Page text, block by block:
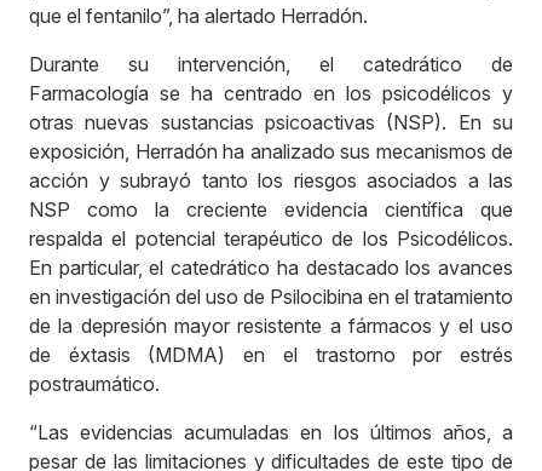
que el fentanilo”, ha alertado Herradón.
Durante su intervención, el catedrático de
Farmacología se ha centrado en los psicodélicos y
otras nuevas sustancias psicoactivas (NSP). En su
exposición, Herradón ha analizado sus mecanismos de
acción y subrayó tanto los riesgos asociados a las
NSP como la creciente evidencia científica que
respalda el potencial terapéutico de los Psicodélicos.
En particular, el catedrático ha destacado los avances
en investigación del uso de Psilocibina en el tratamiento
de la depresión mayor resistente a fármacos y el uso
de éxtasis (MDMA) en el trastorno por estrés
postraumático.
“Las evidencias acumuladas en los últimos años, a
pesar de las limitaciones y dificultades de este tipo de